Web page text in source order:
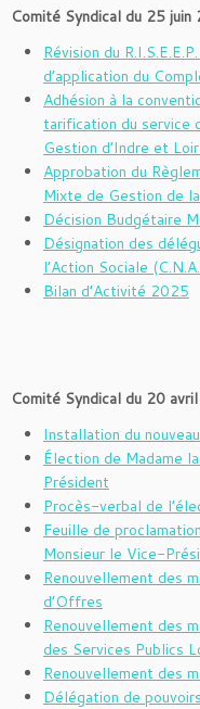
Comité Syndical du 25 juin
Révision du
d’application du
Adhésion à la
tarification du service
Gestion d’Indre et
Approbation du
Mixte de Gestion de
Décision Budgétaire
Désignation des
l’Action Sociale
Bilan d’Activité 2025
Comité Syndical du 20
Installation du
Élection de Madame
Président
Procès-verbal de
Feuille de
Monsieur le Vice-
Renouvellement des
d’Offres
Renouvellement des
des Services Publics
Renouvellement des
Délégation de